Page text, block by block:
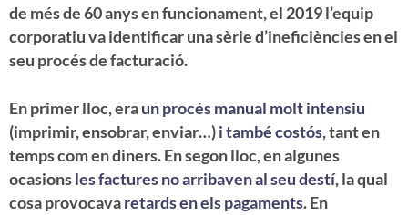
de més de 60 anys en funcionament, el 2019 l’equip
corporatiu va identificar una sèrie d’ineficiències en el
seu procés de facturació.
En primer lloc, eraun procés manual molt intensiu
(imprimir, ensobrar, enviar…)i també costós, tant en
temps com en diners. En segon lloc, en algunes
ocasionsles factures no arribaven al seu destí, la qual
cosa provocavaretards en els pagaments. En